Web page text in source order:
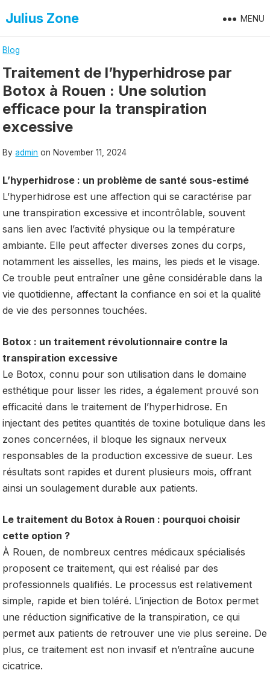
toJulius Zone MENU
Blog
Traitement de l’hyperhidrose par
Botox à Rouen : Une solution
efficace pour la transpiration
excessive
Byadmin on November 11, 2024
L’hyperhidrose : un problème de santé sous-estimé
L’hyperhidrose est une affection qui se caractérise par
une transpiration excessive et incontrôlable, souvent
sans lien avec l’activité physique ou la température
ambiante. Elle peut affecter diverses zones du corps,
notamment les aisselles, les mains, les pieds et le visage.
Ce trouble peut entraîner une gêne considérable dans la
vie quotidienne, affectant la confiance en soi et la qualité
de vie des personnes touchées.
Botox : un traitement révolutionnaire contre la
transpiration excessive
Le Botox, connu pour son utilisation dans le domaine
esthétique pour lisser les rides, a également prouvé son
efficacité dans le traitement de l’hyperhidrose. En
injectant des petites quantités de toxine botulique dans les
zones concernées, il bloque les signaux nerveux
responsables de la production excessive de sueur. Les
résultats sont rapides et durent plusieurs mois, offrant
ainsi un soulagement durable aux patients.
Le traitement du Botox à Rouen : pourquoi choisir
cette option ?
À Rouen, de nombreux centres médicaux spécialisés
proposent ce traitement, qui est réalisé par des
professionnels qualifiés. Le processus est relativement
simple, rapide et bien toléré. L’injection de Botox permet
une réduction significative de la transpiration, ce qui
permet aux patients de retrouver une vie plus sereine. De
plus, ce traitement est non invasif et n’entraîne aucune
cicatrice.